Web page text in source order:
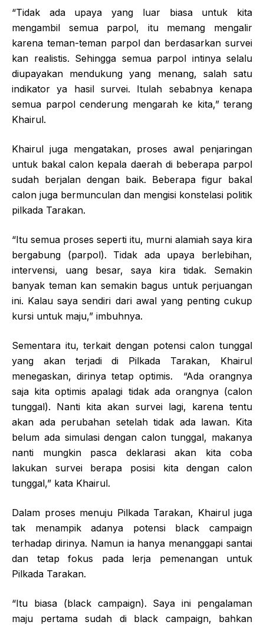
“Tidak ada upaya yang luar biasa untuk kita
mengambil semua parpol, itu memang mengalir
karena teman-teman parpol dan berdasarkan survei
kan realistis. Sehingga semua parpol intinya selalu
diupayakan mendukung yang menang, salah satu
indikator ya hasil survei. Itulah sebabnya kenapa
semua parpol cenderung mengarah ke kita,” terang
Khairul.
Khairul juga mengatakan, proses awal penjaringan
untuk bakal calon kepala daerah di beberapa parpol
sudah berjalan dengan baik. Beberapa figur bakal
calon juga bermunculan dan mengisi konstelasi politik
pilkada Tarakan.
“Itu semua proses seperti itu, murni alamiah saya kira
bergabung (parpol). Tidak ada upaya berlebihan,
intervensi, uang besar, saya kira tidak. Semakin
banyak teman kan semakin bagus untuk perjuangan
ini. Kalau saya sendiri dari awal yang penting cukup
kursi untuk maju,” imbuhnya.
Sementara itu, terkait dengan potensi calon tunggal
yang akan terjadi di Pilkada Tarakan, Khairul
menegaskan, dirinya tetap optimis. “Ada orangnya
saja kita optimis apalagi tidak ada orangnya (calon
tunggal). Nanti kita akan survei lagi, karena tentu
akan ada perubahan setelah tidak ada lawan. Kita
belum ada simulasi dengan calon tunggal, makanya
nanti mungkin pasca deklarasi akan kita coba
lakukan survei berapa posisi kita dengan calon
tunggal,” kata Khairul.
Dalam proses menuju Pilkada Tarakan, Khairul juga
tak menampik adanya potensi black campaign
terhadap dirinya. Namun ia hanya menanggapi santai
dan tetap fokus pada lerja pemenangan untuk
Pilkada Tarakan.
“Itu biasa (black campaign). Saya ini pengalaman
maju pertama sudah di black campaign, bahkan